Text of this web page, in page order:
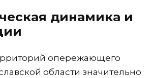
динамика и
опережающего
области значительно